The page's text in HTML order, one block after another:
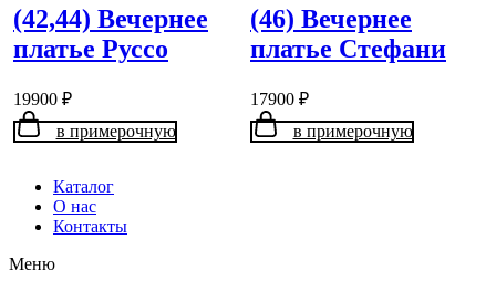
(42,44) Вечернее
платье Руссо
19900 ₽
в примерочную
(46) Вечернее
платье Стефани
17900 ₽
в примерочную
Каталог
О нас
Контакты
Меню